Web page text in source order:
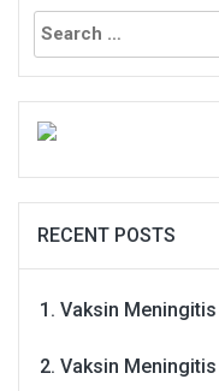
Search
for:
RECENT POSTS
Vaksin
Vaksin